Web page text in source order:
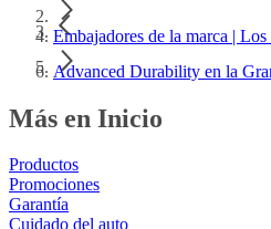
Embajadores de la marca |
Advanced Durability en la
Más en Inicio
Productos
Promociones
Garantía
Cuidado del auto